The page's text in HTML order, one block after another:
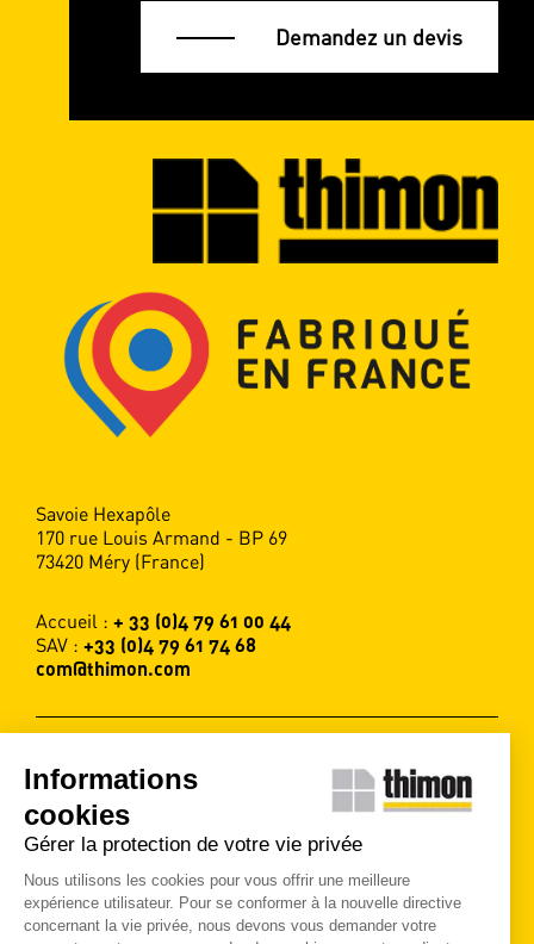
Demandez un devis
Savoie Hexapôle
170 rue Louis Armand - BP 69
73420 Méry (France)
Accueil : + 33 (0)4 79 61 00 44
SAV : +33 (0)4 79 61 74 68
com@thimon.com
SUIVEZ-NOUS !
Contactez-nous
Informations
cookies
Gérer la protection de votre vie privée
Nous utilisons les cookies pour vous offrir une meilleure
expérience utilisateur. Pour se conformer à la nouvelle directive
concernant la vie privée, nous devons vous demander votre